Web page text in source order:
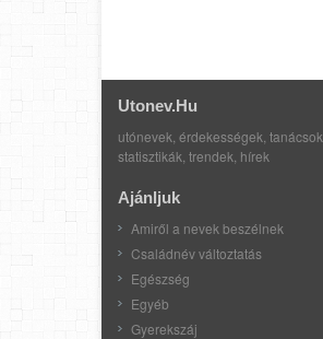
Utonev.hu
utónevek, érdekességek, tanácsok,
statisztikák, trendek, hírek
Ajánljuk
Amiről a nevek beszélnek
Családnév változtatás
Egészség
Egyéb
Gyerekszáj